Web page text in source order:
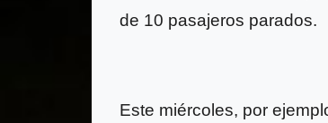
de 10 pasajeros parados.
Este miércoles, por